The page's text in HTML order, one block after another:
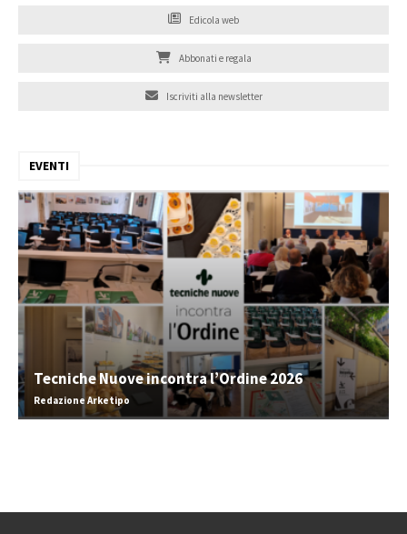
Edicola web
Abbonati e regala
Iscriviti alla newsletter
EVENTI
Tecniche Nuove incontra l’Ordine 2026
Redazione Arketipo